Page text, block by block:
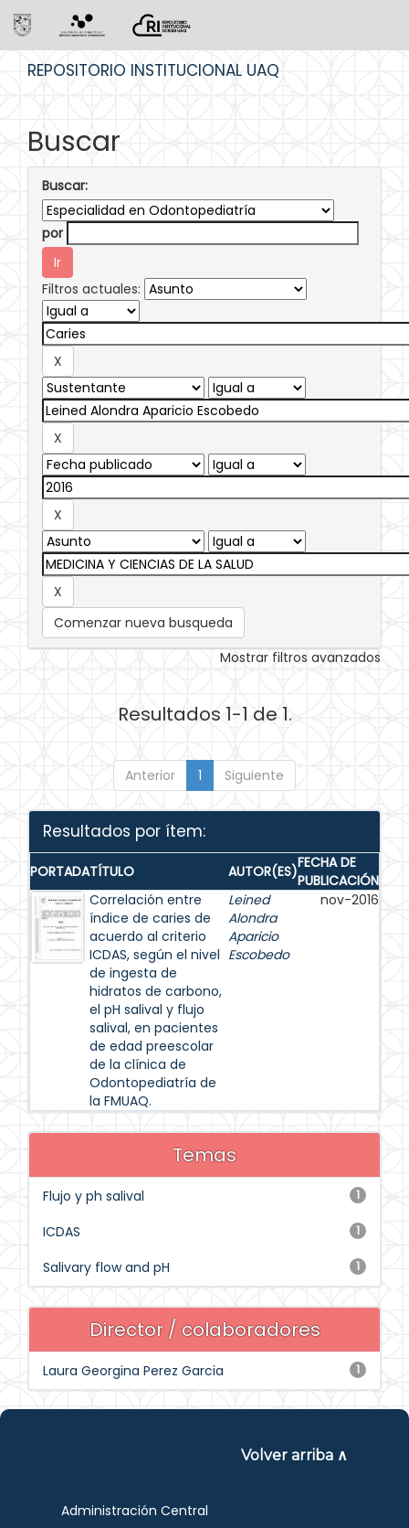
REPOSITORIO INSTITUCIONAL UAQ
Buscar
Buscar:
por
Filtros actuales:
Comenzar nueva busqueda
Mostrar filtros avanzados
Resultados 1-1 de 1.
Anterior 1 Siguiente
Resultados por ítem:
PORTADATÍTULO AUTOR(ES)FECHA DE
PUBLICACIÓN
Correlación entre
índice de caries de
acuerdo al criterio
ICDAS, según el nivel
de ingesta de
hidratos de carbono,
el pH salival y flujo
salival, en pacientes
de edad preescolar
de la clínica de
Odontopediatría de
la FMUAQ.
Leined
Alondra
Aparicio
Escobedo
nov-2016
Temas
1
Flujo y ph salival
1
ICDAS
1
Salivary flow and pH
Director / colaboradores
1
Laura Georgina Perez Garcia
Volver arriba ∧
Administración Central